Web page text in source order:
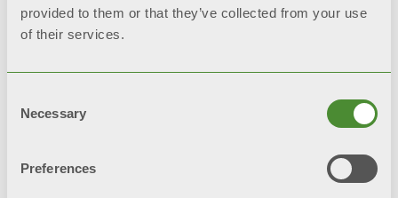
provided to them or that they’ve collected from your use
of their services.
Selection
Necessary
Preferences
Технічні дані
Документація
На усі моделі